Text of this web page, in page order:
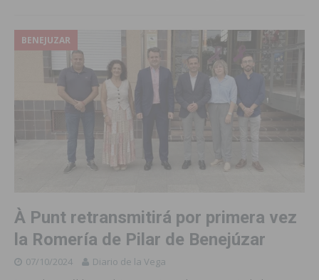
BENEJUZAR
À Punt retransmitirá por primera vez
la Romería de Pilar de Benejúzar
07/10/2024 Diario de la Vega